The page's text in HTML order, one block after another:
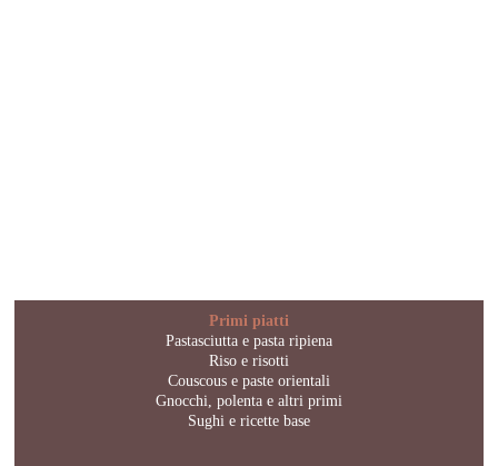
Primi piatti
Pastasciutta e pasta ripiena
Riso e risotti
Couscous e paste orientali
Gnocchi, polenta e altri primi
Sughi e ricette base